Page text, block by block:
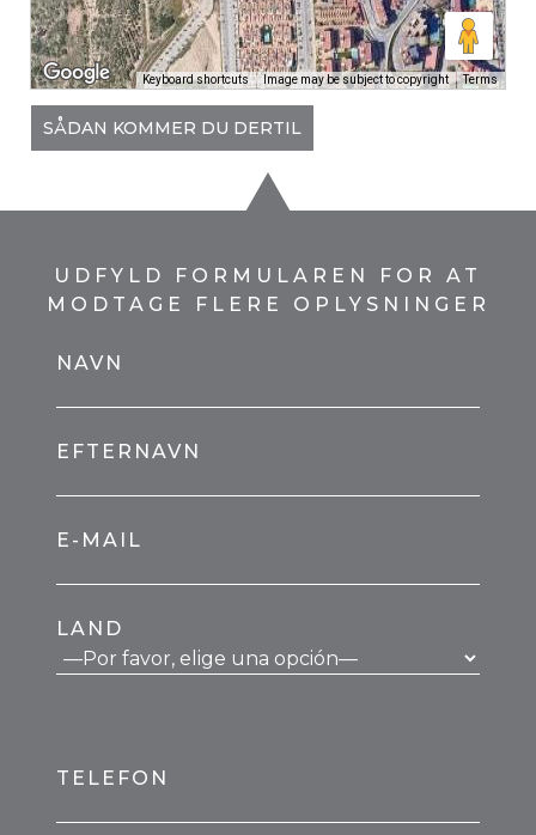
Keyboard shortcuts Image may be subject to copyright Terms
SÅDAN KOMMER DU DERTIL
UDFYLD FORMULAREN FOR AT
MODTAGE FLERE OPLYSNINGER
NAVN
EFTERNAVN
E-MAIL
LAND
TELEFON